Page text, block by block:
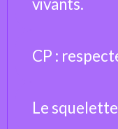
vivants.
CP :
Le